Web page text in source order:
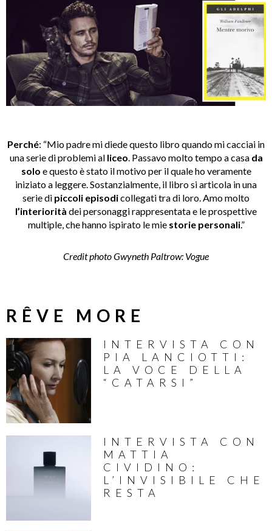
Perché: “Mio padre mi diede questo libro quando mi cacciai in
una serie di problemi al liceo . Passavo molto tempo a casa da
solo e questo è stato il motivo per il quale ho veramente
iniziato a leggere. Sostanzialmente, il libro si articola in una
serie di piccoli episodicollegati tra di loro. Amo molto
l’interiorità dei personaggi rappresentata e le prospettive
multiple, che hanno ispirato le mie storie personali.”
Credit photo Gwyneth Paltrow: Vogue
RÊVE MORE
INTERVISTA CON
PIA LANCIOTTI:
LA VOCE DELLA
“CATARSI”
INTERVISTA CON
MATTIA
CIVIDINO:
L’INVISIBILE CHE
RESTA